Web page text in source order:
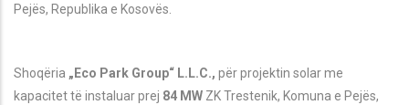
Pejës, Republika e Kosovës.
Shoqëria „Eco Park Group“ L.L.C., për projektin solarme
kapacitet të instaluar prej 84 MW ZKTrestenik, Komuna e Pejës,